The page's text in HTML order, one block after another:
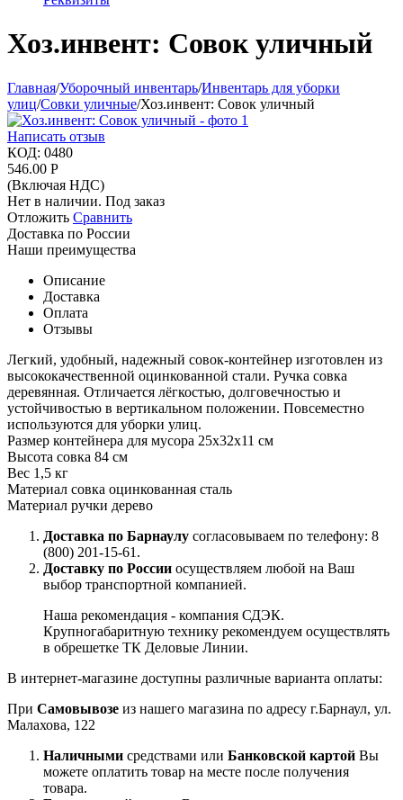
Хоз.инвент: Совок уличный
Главная/Уборочный инвентарь/Инвентарь для уборки
улиц/Совки уличные/Хоз.инвент: Совок уличный
Написать отзыв
КОД: 0480
546.00 Р
(Включая НДС)
Нет в наличии. Под заказ
Отложить Сравнить
Доставка по России
Наши преимущества
Описание
Доставка
Оплата
Отзывы
Легкий, удобный, надежный совок-контейнер изготовлен из
высококачественной оцинкованной стали. Ручка совка
деревянная. Отличается лёгкостью, долговечностью и
устойчивостью в вертикальном положении. Повсеместно
используются для уборки улиц.
Размер контейнера для мусора 25х32х11 см
Высота совка 84 см
Вес 1,5 кг
Материал совка оцинкованная сталь
Материал ручки дерево
Доставка по Барнаулу согласовываем по телефону: 8
(800) 201-15-61.
Доставку по России осуществляем любой на Ваш
выбор транспортной компанией.
Наша рекомендация - компания СДЭК.
Крупногабаритную технику рекомендуем осуществлять
в обрешетке ТК Деловые Линии.
В интернет-магазине доступны различные варианта оплаты:
При Самовывозе из нашего магазина по адресу г.Барнаул, ул.
Малахова, 122
Наличными средствами или Банковской картой Вы
можете оплатить товар на месте после получения
товара.